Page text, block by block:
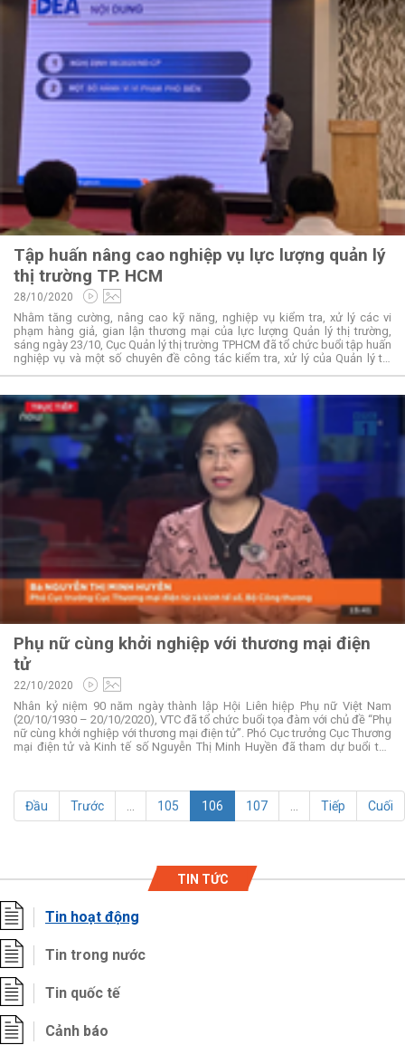
Tập huấn nâng cao nghiệp vụ lực lượng quản lý
thị trường TP. HCM
28/10/2020
Nhằm tăng cường, nâng cao kỹ năng, nghiệp vụ kiểm tra, xử lý các vi
phạm hàng giả, gian lận thương mại của lực lượng Quản lý thị trường,
sáng ngày 23/10, Cục Quản lý thị trường TPHCM đã tổ chức buổi tập huấn
nghiệp vụ và một số chuyên đề công tác kiểm tra, xử lý của Quản lý thị
Cục Quản lý thị trường tổ chức.
Phụ nữ cùng khởi nghiệp với thương mại điện
tử
22/10/2020
Nhân kỷ niệm 90 năm ngày thành lập Hội Liên hiệp Phụ nữ Việt Nam
(20/10/1930 – 20/10/2020), VTC đã tổ chức buổi tọa đàm với chủ đề “Phụ
nữ cùng khởi nghiệp với thương mại điện tử”. Phó Cục trưởng Cục Thương
mại điện tử và Kinh tế số Nguyễn Thị Minh Huyền đã tham dự buổi tọa
Đầu Trước 105 106 107 Tiếp Cuối
TIN TỨC
Tin hoạt động
Tin trong nước
Tin quốc tế
Cảnh báo